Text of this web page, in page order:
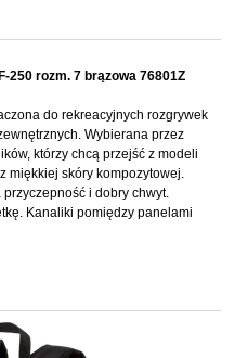
kosztów płatności
250 rozm. 7 brązowa 76801Z
do rekreacyjnych rozgrywek
Wybierana przez
którzy chcą przejść z modeli
miękkiej skóry kompozytowej.
i dobry chwyt.
Kanaliki pomiędzy panelami